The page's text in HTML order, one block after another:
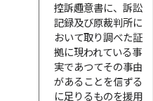
控訴趣意書に、訴訟
記録及び原裁判所に
おいて取り調べた証
拠に現われている事
実であつてその事由
があることを信ずる
に足りるものを援用